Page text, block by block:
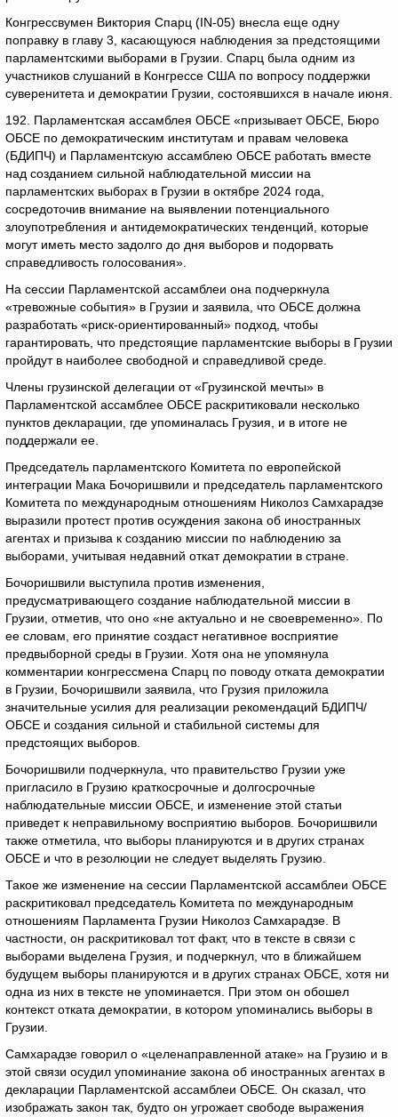
Конгрессвумен Виктория Спарц (IN-05) внесла еще одну
поправку в главу 3, касающуюся наблюдения за предстоящими
парламентскими выборами в Грузии. Спарц была одним из
участников слушаний в Конгрессе США по вопросу поддержки
суверенитета и демократии Грузии, состоявшихся в начале июня.
192. Парламентская ассамблея ОБСЕ «призывает ОБСЕ, Бюро
ОБСЕ по демократическим институтам и правам человека
(БДИПЧ) и Парламентскую ассамблею ОБСЕ работать вместе
над созданием сильной наблюдательной миссии на
парламентских выборах в Грузии в октябре 2024 года,
сосредоточив внимание на выявлении потенциального
злоупотребления и антидемократических тенденций, которые
могут иметь место задолго до дня выборов и подорвать
справедливость голосования».
На сессии Парламентской ассамблеи она подчеркнула
«тревожные события» в Грузии и заявила, что ОБСЕ должна
разработать «риск-ориентированный» подход, чтобы
гарантировать, что предстоящие парламентские выборы в Грузии
пройдут в наиболее свободной и справедливой среде.
Члены грузинской делегации от «Грузинской мечты» в
Парламентской ассамблее ОБСЕ раскритиковали несколько
пунктов декларации, где упоминалась Грузия, и в итоге не
поддержали ее.
Председатель парламентского Комитета по европейской
интеграции Мака Бочоришвили и председатель парламентского
Комитета по международным отношениям Николоз Самхарадзе
выразили протест против осуждения закона об иностранных
агентах и ​​призыва к созданию миссии по наблюдению за
выборами, учитывая недавний откат демократии в стране.
Бочоришвили выступила против изменения,
предусматривающего создание наблюдательной миссии в
Грузии, отметив, что оно «не актуально и не своевременно». По
ее словам, его принятие создаст негативное восприятие
предвыборной среды в Грузии. Хотя она не упомянула
комментарии конгрессмена Спарц по поводу отката демократии
в Грузии, Бочоришвили заявила, что Грузия приложила
значительные усилия для реализации рекомендаций БДИПЧ/
ОБСЕ и создания сильной и стабильной системы для
предстоящих выборов.
Бочоришвили подчеркнула, что правительство Грузии уже
пригласило в Грузию краткосрочные и долгосрочные
наблюдательные миссии ОБСЕ, и изменение этой статьи
приведет к неправильному восприятию выборов. Бочоришвили
также отметила, что выборы планируются и в других странах
ОБСЕ и что в резолюции не следует выделять Грузию.
Такое же изменение на сессии Парламентской ассамблеи ОБСЕ
раскритиковал председатель Комитета по международным
отношениям Парламента Грузии Николоз Самхарадзе. В
частности, он раскритиковал тот факт, что в тексте в связи с
выборами выделена Грузия, и подчеркнул, что в ближайшем
будущем выборы планируются и в других странах ОБСЕ, хотя ни
одна из них в тексте не упоминается. При этом он обошел
контекст отката демократии, в котором упоминались выборы в
Грузии.
Самхарадзе говорил о «целенаправленной атаке» на Грузию и в
этой связи осудил упоминание закона об иностранных агентах в
декларации Парламентской ассамблеи ОБСЕ. Он сказал, что
изображать закон так, будто он угрожает свободе выражения